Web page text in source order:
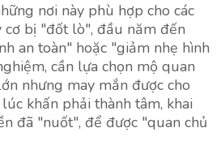
nơi này phù hợp cho các
cơ bị "đốt lò", đầu năm đến
an toàn" hoặc "giảm nhẹ hình
cần lựa chọn mộ quan
nhưng may mắn được cho
khấn phải thành tâm, khai
đã "nuốt", để được "quan chủ